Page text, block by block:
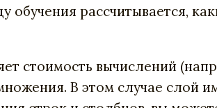
обучения рассчитывается,
стоимость вычислений
В этом случае слой